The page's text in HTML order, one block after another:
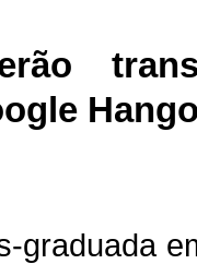
graduada